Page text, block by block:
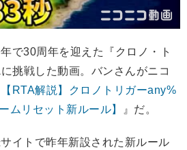
で30周年を迎えた『クロノ・ト
挑戦した動画。バンさんがニコ
【RTA解説】クロノトリガーany%
ムリセット新ルール】
』だ。
イトで昨年新設された新ルール